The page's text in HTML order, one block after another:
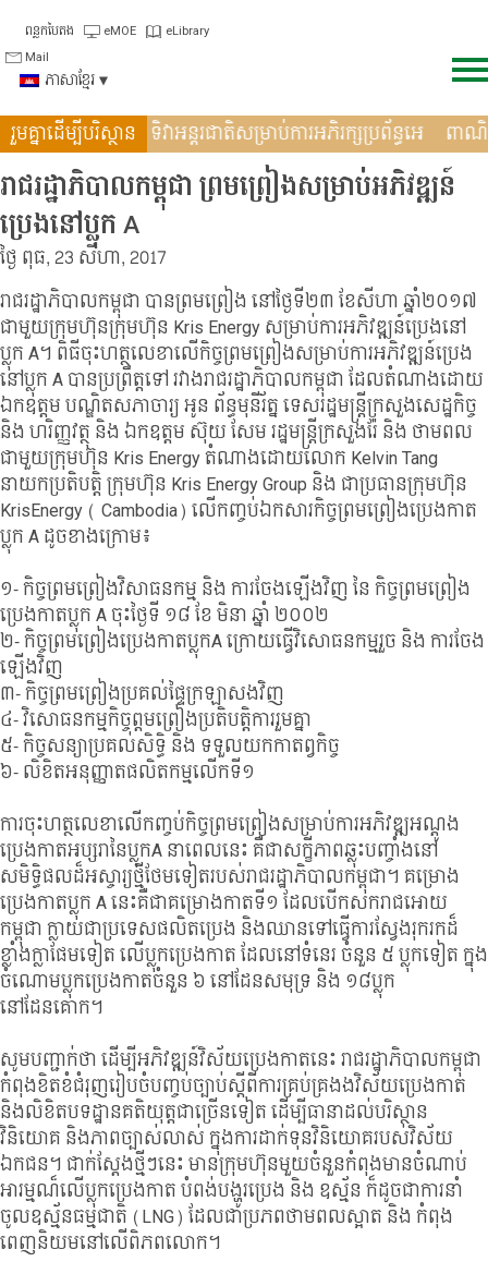
content
ពន្លកបៃតង eMOE
eLibrary
Mail
ភាសាខ្មែរ
រួមគ្នាដើម្បីបរិស្ថាន
ងកិច្ចសហប្រតិបត� ទិវាអន្តរជាតិសម្រាប់ការអភិរក្សប្រព័ន្ធអេ ពា
រាជរដ្ឋាភិបាលកម្ពុជា ព្រមព្រៀងសម្រាប់អភិវឌ្ឍន៍
ប្រេងនៅប្លុក A
ថ្ងៃ ពុធ, 23 សីហា, 2017
រាជរដ្ឋាភិបាលកម្ពុជា បានព្រមព្រៀង នៅថ្ងៃទី២៣ ខែសីហា ឆ្នាំ២០១៧
ជាមួយក្រុមហ៊ុនក្រុមហ៊ុន Kris Energy សម្រាប់ការអភិវឌ្ឍន៍ប្រេងនៅ
ប្លុក A។ ពិធីចុះហត្ថលេខាលើកិច្ចព្រមព្រៀងសម្រាប់ការអភិវឌ្ឍន៍ប្រេង
នៅប្លុក A បានប្រព្រឹត្តទៅ រវាងរាជរដ្ឋាភិបាលកម្ពុជា ដែលតំណាងដោយ
ឯកឧត្តម បណ្ឌិតសភាចារ្យ អូន ព័ន្ធមុនីរ័ត្ន ទេសរដ្ឋមន្រ្តីក្រសួងសេដ្ឋកិច្ច
និង ហរិញ្ញវត្ថុ និង ឯកឧត្តម ស៊ុយ សែម រដ្ឋមន្រ្តីក្រសួងរ៉ែ និង ថាមពល
ជាមួយក្រុមហ៊ុន Kris Energy តំណាងដោយលោក Kelvin Tang
នាយកប្រតិបត្តិ ក្រុមហ៊ុន Kris Energy Group និង ជាប្រធានក្រុមហ៊ុន
KrisEnergy ( Cambodia) លើកញ្ចប់ឯកសារកិច្ចព្រមព្រៀងប្រេងកាត
ប្លុក A ដូចខាងក្រោម៖
១- កិច្ចព្រមព្រៀងវិសាធនកម្ម និង ការចែងឡើងវិញ នៃ កិច្ចព្រមព្រៀង
ប្រេងកាតប្លុក A ចុះថ្ងៃទី ១៨ ខែ មិនា ឆ្នាំ ២០០២
២- កិច្ចព្រមព្រៀងប្រេងកាតប្លុកA ក្រោយធ្វើវិសោធនកម្មរួច និង ការចែង
ឡើងវិញ
៣- កិច្ចព្រមព្រៀងប្រគល់ផ្ទៃក្រឡាសងវិញ
៤- វិសោធនកម្មកិច្ចព្តមព្រៀងប្រតិបត្តិការរួមគ្នា
៥- កិច្ចសន្យាប្រគល់សិទ្ធិ និង ទទួលយកកាតព្វកិច្ច
៦- លិខិតអនុញ្ញាតផលិតកម្មលើកទី១
ការចុះហត្ថលេខាលើកញ្ចប់កិច្ចព្រមព្រៀងសម្រាប់ការអភិវឌ្ឍអណ្តូង
ប្រេងកាតអប្សរានៃប្លុកA នាពេលនេះ គឺជាសក្ខីភាពឆ្លុះបញ្ចាំងនៅ
សមិទ្ធិផលដ៏អស្ចារ្យថ្មីថែមទៀតរបស់រាជរដ្ឋាភិបាលកម្ពុជា។ គម្រោង
ប្រេងកាតប្លុក A នេះគឺជាគម្រោងកាតទី១ ដែលបើកសករាជអោយ
កម្ពុជា ក្លាយជាប្រទេសផលិតប្រេង និងឈានទៅធ្វើការស្វែងរុករកដ៏
ខ្លាំងក្លាផែមទៀត លើប្លុកប្រេងកាត ដែលនៅទំនេរ ចំនួន ៥ ប្លុកទៀត ក្នុង
ចំណោមប្លុកប្រេងកាតចំនួន ៦ នៅដែនសមុទ្រ និង ១៨ប្លុក
នៅដែនគោក។
សូមបញ្ជាក់ថា ដើម្បីអភិវឌ្ឍន៍វិស័យប្រេងកាតនេះ រាជរដ្ឋាភិបាលកម្ពុជា
កំពុងខិតខំជំរុញរៀបចំបញ្ចប់ច្បាប់ស្តីពីការគ្រប់គ្រងងវិស័យប្រេងកាត
និងលិខិតបទដ្ឋានគតិយុត្តជាច្រើនទៀត ដើម្បីធានាដល់បរិស្ថាន
វិនិយោគ និងភាពច្បាស់លាស់ ក្នុងការដាក់ទុនវិនិយោគរបស់វិស័យ
ឯកជន។ ជាក់ស្តែងថ្មីៗនេះ មានក្រុមហ៊ុនមួយចំនួនកំពុងមានចំណាប់
អារម្មណ៏លើប្លុកប្រេងកាត បំពង់បង្ហូរប្រេង និង ឧស្ម័ន ក៏ដូចជាការនាំ
ចូលឧស្ម័នធម្មជាតិ (LNG) ដែលជាប្រភពថាមពលស្អាត និង កំពុង
ពេញនិយមនៅលើពិភពលោក។